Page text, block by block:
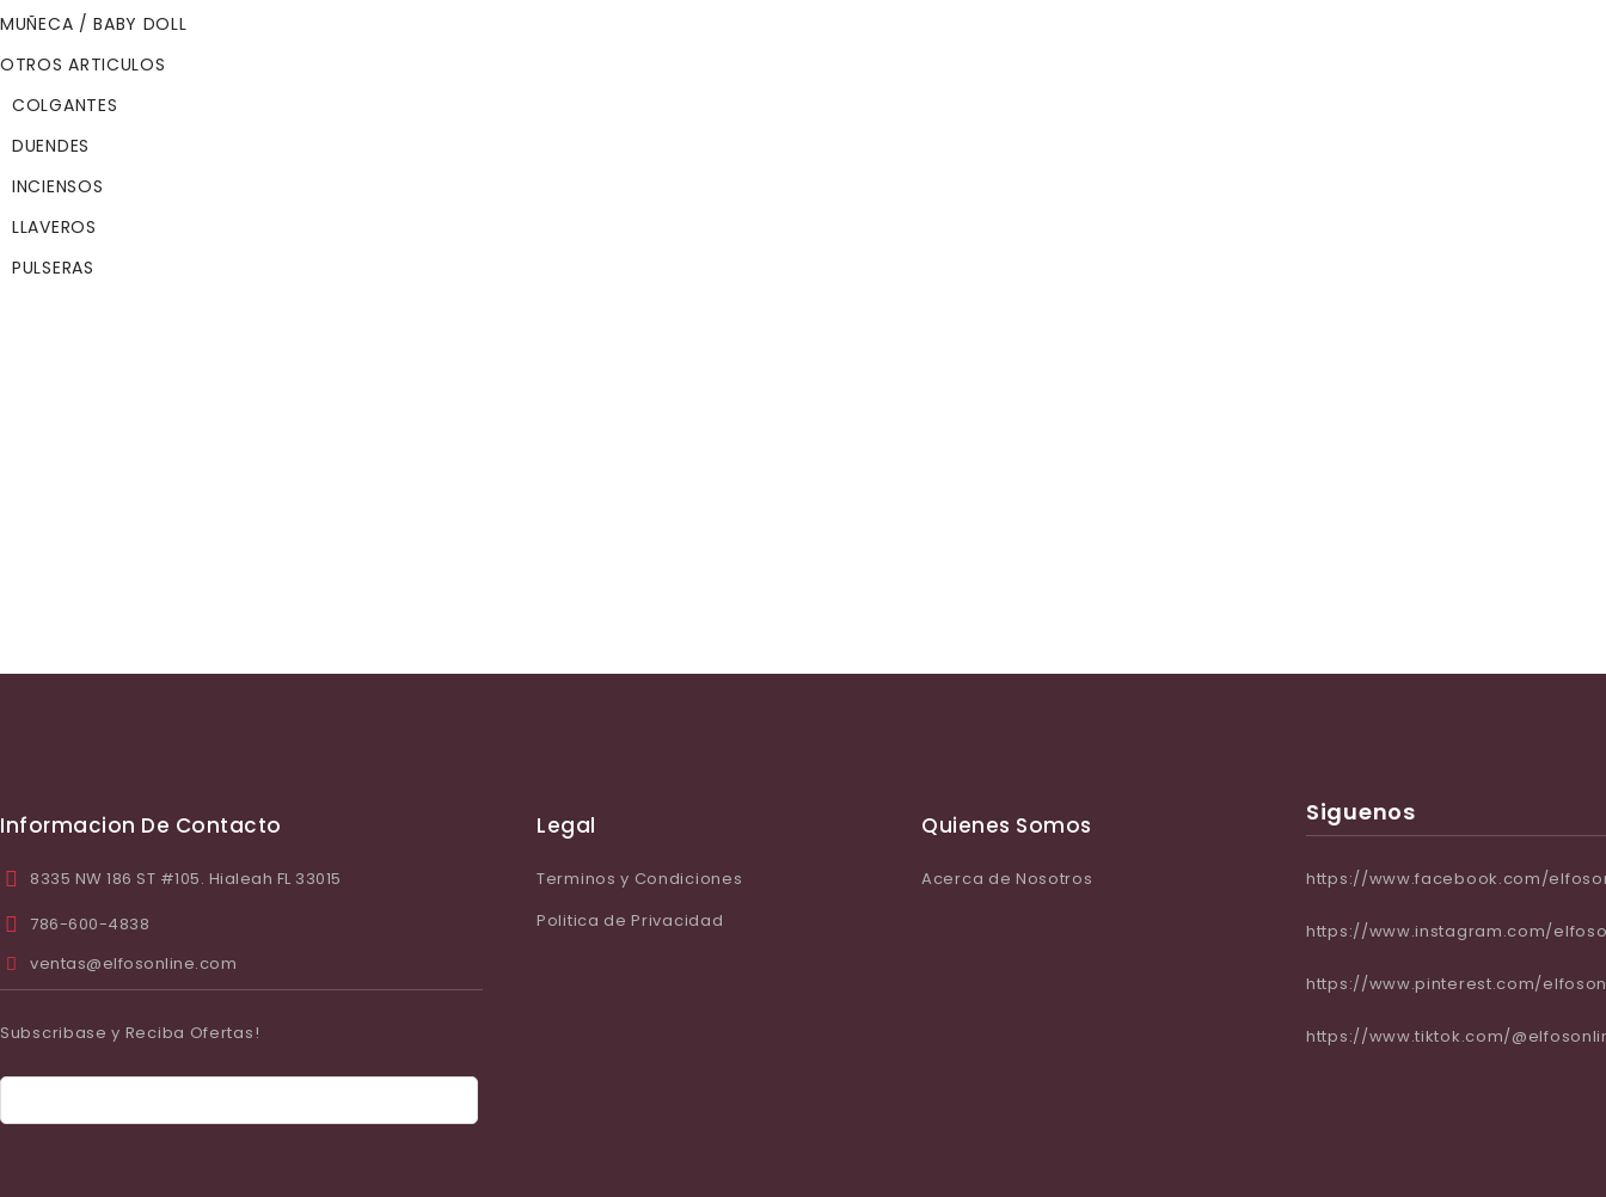
MUÑECA / BABY DOLL
OTROS ARTICULOS
COLGANTES
DUENDES
INCIENSOS
LLAVEROS
PULSERAS
Informacion De Contacto
8335 NW 186 ST #105. Hialeah FL 33015
786-600-4838
ventas@elfosonline.com
Subscribase y Reciba Ofertas!
Legal
Terminos y Condiciones
Politica de Privacidad
Quienes Somos
Acerca de Nosotros
Siguenos
https://www.facebook.com/
https://www.instagram.com/
https://www.pinterest.com/
https://www.tiktok.com/